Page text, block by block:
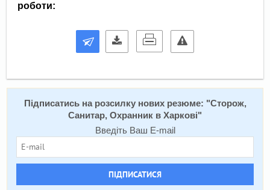
роботи:
Підписатись на розсилку нових резюме: "Сторож,
Санитар, Охранник в Харкові"
Введіть Ваш E-mail
ПІДПИСАТИСЯ